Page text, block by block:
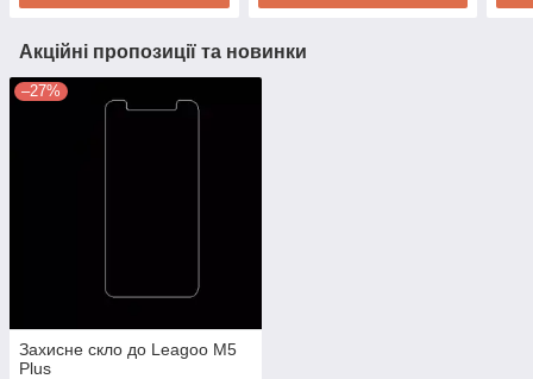
Акційні пропозиції та новинки
–27%
Захисне скло до Leagoo M5
Plus